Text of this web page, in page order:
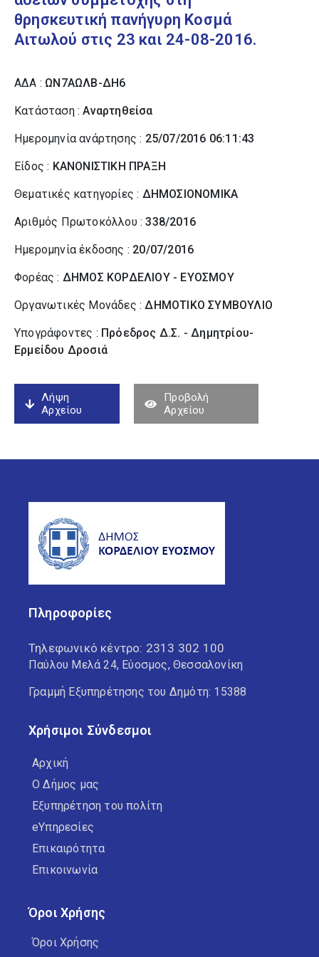
θρησκευτική πανήγυρη Κοσμά
Αιτωλού στις 23 και 24-08-2016.
ΑΔΑ : ΩΝ7ΑΩΛΒ-ΔΗ6
Κατάσταση :Αναρτηθείσα
Ημερομηνία ανάρτησης : 25/07/2016 06:11:43
Είδος : ΚΑΝΟΝΙΣΤΙΚΗ ΠΡΑΞΗ
Θεματικές κατηγορίες : ΔΗΜΟΣΙΟΝΟΜΙΚΑ
Αριθμός Πρωτοκόλλου :338/2016
Ημερομηνία έκδοσης : 20/07/2016
Φορέας : ΔΗΜΟΣ ΚΟΡΔΕΛΙΟΥ - ΕΥΟΣΜΟΥ
Οργανωτικές Μονάδες :ΔΗΜΟΤΙΚΟ ΣΥΜΒΟΥΛΙΟ
Υπογράφοντες : Πρόεδρος Δ.Σ. - Δημητρίου-
Ερμείδου Δροσιά
Λήψη
Αρχείου
Προβολή
Αρχείου
Πληροφορίες
Τηλεφωνικό κέντρο: 2313 302 100
Παύλου Μελά 24, Εύοσμος, Θεσσαλονίκη
Γραμμή Εξυπηρέτησης του Δημότη: 15388
Χρήσιμοι Σύνδεσμοι
Αρχική
Ο Δήμος μας
Εξυπηρέτηση του πολίτη
eΥπηρεσίες
Επικαιρότητα
Επικοινωνία
Όροι Χρήσης
Όροι Χρήσης